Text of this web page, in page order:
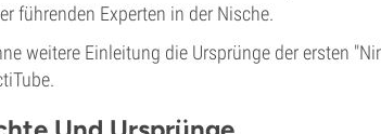
führenden Experten in der Nische.
weitere Einleitung die Ursprünge der ersten